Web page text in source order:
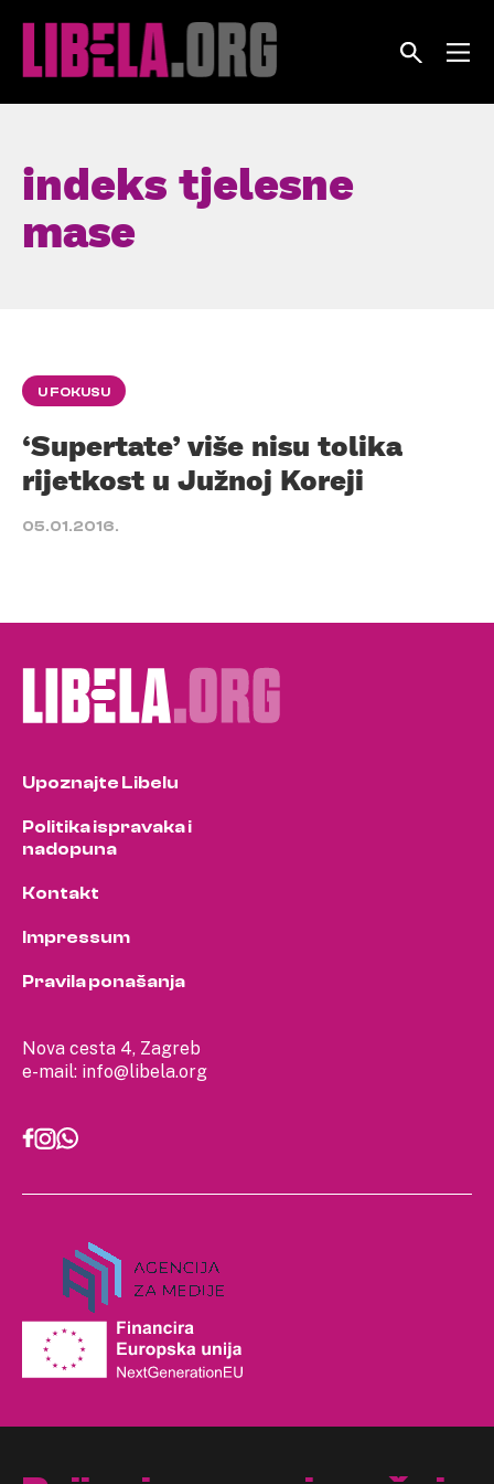
indeks tjelesne
mase
U FOKUSU
‘Supertate’ više nisu tolika
rijetkost u Južnoj Koreji
05.01.2016.
Nova cesta 4, Zagreb
e-mail: info@libela.org
Upoznajte Libelu
Politika ispravaka i
nadopuna
Kontakt
Impressum
Pravila ponašanja